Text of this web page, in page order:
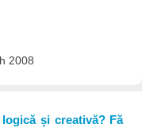
2008
și creativă? Fă